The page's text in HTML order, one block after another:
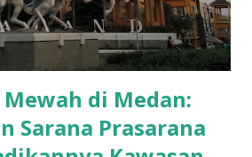
di Medan:
Sarana Prasarana